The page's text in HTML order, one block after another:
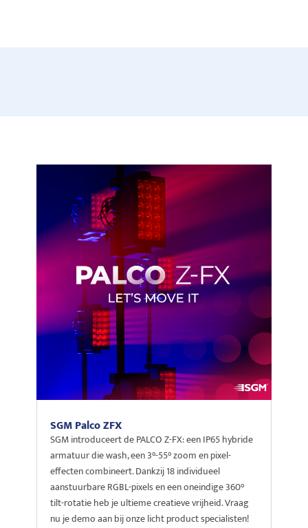
SGM Palco ZFX
SGM introduceert de PALCO Z-FX: een IP65 hybride
armatuur die wash, een 3°-55° zoom en pixel-
effecten combineert. Dankzij 18 individueel
aanstuurbare RGBL-pixels en een oneindige 360°
tilt-rotatie heb je ultieme creatieve vrijheid. Vraag
nu je demo aan bij onze licht product specialisten!